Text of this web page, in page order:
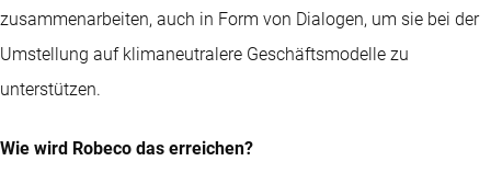
zusammenarbeiten, auch in Form von Dialogen, um sie bei der
Umstellung auf klimaneutralere Geschäftsmodelle zu
unterstützen.
Wie wird Robeco das erreichen?